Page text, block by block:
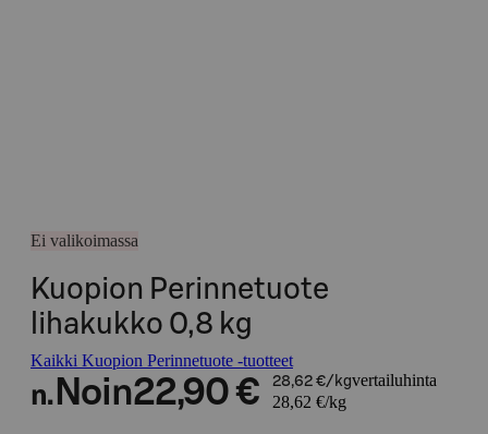
Ei valikoimassa
Kuopion Perinnetuote
lihakukko 0,8 kg
Kaikki Kuopion Perinnetuote -tuotteet
n. Noin22,90 € 28,62 €/kgvertailuhinta
28,62 €/kg